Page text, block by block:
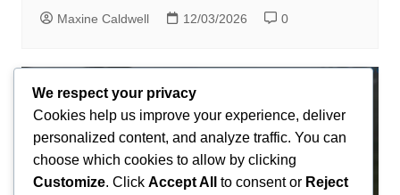
Maxine Caldwell 12/03/2026 0
We respect your privacy
Cookies help us improve your experience, deliver
personalized content, and analyze traffic. You can
choose which cookies to allow by clicking
Customize. Click Accept All to consent or Reject